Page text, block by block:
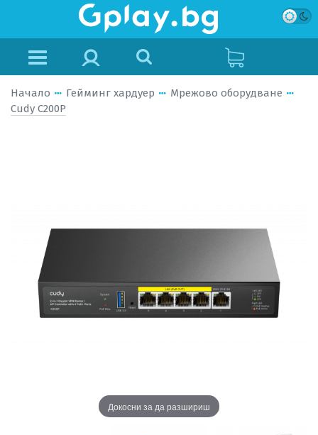
Начало Гейминг хардуер
Мрежово оборудване
Cudy C200P
Докосни за да разшириш